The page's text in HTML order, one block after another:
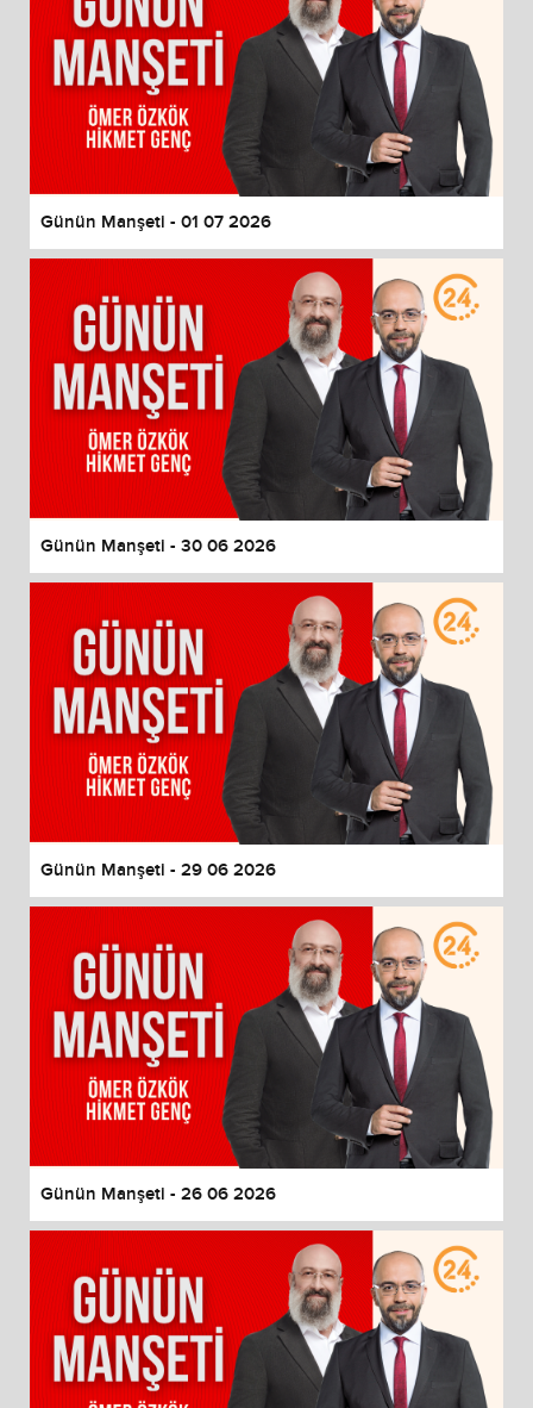
Günün Manşeti - 01 07 2026
Günün Manşeti - 30 06 2026
Günün Manşeti - 29 06 2026
Günün Manşeti - 26 06 2026